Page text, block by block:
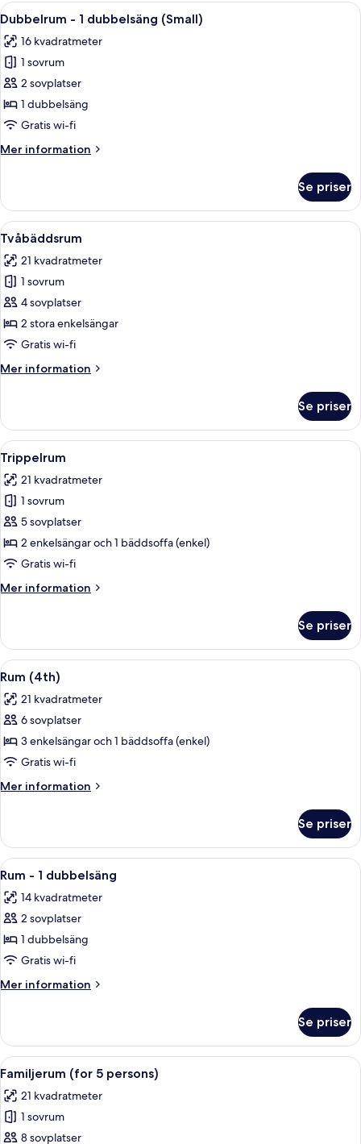
dubbelsäng
Double)
Öppna
alla
foton
för
Dubbelrum
-
1
(Small)
Ett hotellrum med en säng, ett
18
Dubbelrum - 1 dubbelsäng (Small)
16 kvadratmeter
1 sovrum
2 sovplatser
1 dubbelsäng
Gratis wi-fi
Mer information
Mer
-
dubbelsäng
Se priser
Öppna
alla
foton
för
Tvåbäddsrum
Ett hotellrum med två sängar, ett
19
Tvåbäddsrum
21 kvadratmeter
1 sovrum
4 sovplatser
2 stora enkelsängar
Gratis wi-fi
Mer information
Mer
Se priser
Öppna
alla
foton
för
Trippelrum
Ett hotellrum med två sängar, en
21
Trippelrum
21 kvadratmeter
1 sovrum
5 sovplatser
2 enkelsängar och 1 bäddsoffa (enkel)
Gratis wi-fi
Mer information
Mer
Se priser
Öppna
alla
foton
för
Rum
(4th)
Ett hotellrum med två sängar, en
19
Rum (4th)
21 kvadratmeter
6 sovplatser
3 enkelsängar och 1 bäddsoffa (enkel)
Gratis wi-fi
Mer information
Mer
(4th)
Se priser
Öppna
alla
foton
för
Rum
-
1
dubbelsäng
Ett hotellrum med en säng, en TV
13
Rum - 1 dubbelsäng
14 kvadratmeter
2 sovplatser
1 dubbelsäng
Gratis wi-fi
Mer information
Mer
-
dubbelsäng
Se priser
Öppna
alla
foton
för
Familjerum
Ett hotellrum med två sängar, ett
11
Familjerum (for 5 persons)
21 kvadratmeter
1 sovrum
8 sovplatser